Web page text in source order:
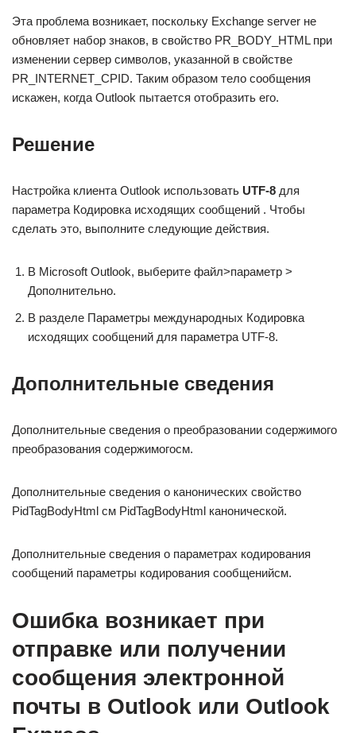
Эта проблема возникает, поскольку Exchange server не
обновляет набор знаков, в свойство PR_BODY_HTML при
изменении сервер символов, указанной в свойстве
PR_INTERNET_CPID. Таким образом тело сообщения
искажен, когда Outlook пытается отобразить его.
Решение
Настройка клиента Outlook использовать UTF-8 для
параметра Кодировка исходящих сообщений . Чтобы
сделать это, выполните следующие действия.
В Microsoft Outlook, выберите файл>параметр >
Дополнительно.
В разделе Параметры международных Кодировка
исходящих сообщений для параметра UTF-8.
Дополнительные сведения
Дополнительные сведения о преобразовании содержимого
преобразования содержимогосм.
Дополнительные сведения о канонических свойство
PidTagBodyHtml см PidTagBodyHtml канонической.
Дополнительные сведения о параметрах кодирования
сообщений параметры кодирования сообщенийсм.
Ошибка возникает при
отправке или получении
сообщения электронной
почты в Outlook или Outlook